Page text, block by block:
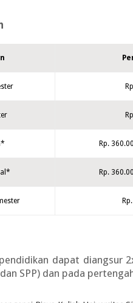
Rp.
Rp.
dapat diangsur
SPP) dan pada